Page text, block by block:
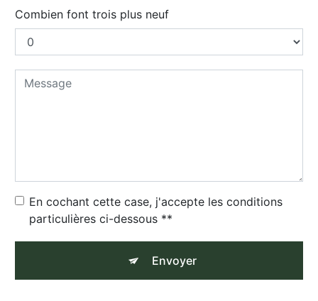
Combien font trois plus neuf
En cochant cette case, j'accepte les conditions
particulières ci-dessous **
Envoyer